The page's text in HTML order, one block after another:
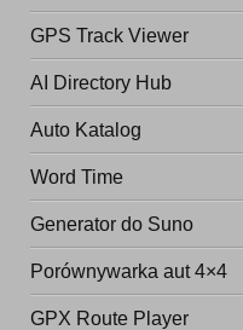
GPS Track Viewer
AI Directory Hub
Auto Katalog
Word Time
Generator do Suno
Porównywarka aut 4×4
GPX Route Player